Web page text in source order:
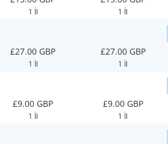
1 İl 1 İl
£27.00 GBP
1 İl
£27.00 GBP
1 İl
£9.00 GBP
1 İl
£9.00 GBP
1 İl